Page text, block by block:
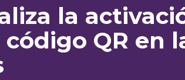
la
QR en